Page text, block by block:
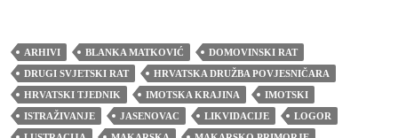
ARHIVI BLANKA MATKOVIĆ
DOMOVINSKI RAT
DRUGI SVJETSKI RAT
HRVATSKA DRUŽBA POVJESNIČARA
HRVATSKI TJEDNIK
IMOTSKA KRAJINA
IMOTSKI
ISTRAŽIVANJE
JASENOVAC LIKVIDACIJE
LOGOR